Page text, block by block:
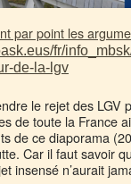
par point les
fr/
de-la-lgv
le rejet des LGV
de toute la France
de ce diaporama
Car il faut savoir
insensé n’aurait